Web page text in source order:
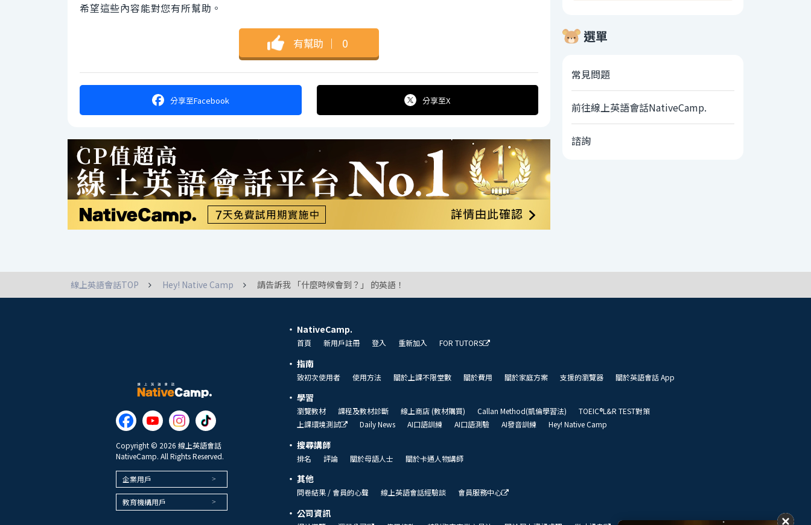
希望這些內容能對您有所幫助。
有幫助 ｜ 0
分享至Facebook 分享至X
選單
常見問題
前往線上英語會話NativeCamp.
諮詢
線上英語會話TOP Hey! Native Camp 請告訴我 「什麼時候會到？」 的英語！
Copyright © 2026 線上英語會話
NativeCamp. All Rights Reserved.
企業用戶
教育機構用戶
NativeCamp.
首頁 新用戶註冊 登入 重新加入 FOR TUTORS
指南
致初次使用者 使用方法 關於上課不限堂數 關於費用 關於家庭方案 支援的瀏覽器 關於英語會話 App
學習
瀏覽教材 課程及教材診斷 線上商店 (教材購買) Callan Method(凱倫學習法)
TOEIC®L&R TEST對策
上課環境測試
Daily News AI口語訓練 AI口語測驗 AI發音訓練 Hey! Native Camp
搜尋講師
排名 評論 關於母語人士 關於卡通人物講師
其他
問卷結果 / 會員的心聲 線上英語會話經驗談 會員服務中心
公司資訊